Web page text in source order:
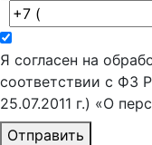
Я согласен на
соответствии с ФЗ
25.07.2011 г.) «О
Отправить